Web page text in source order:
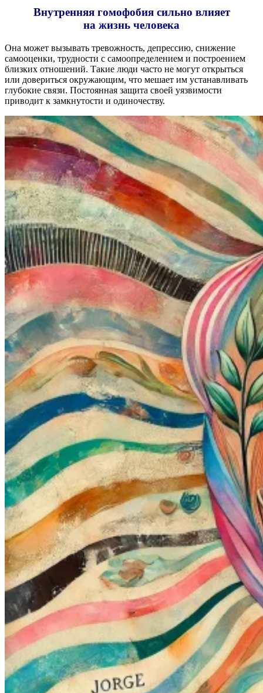
Внутренняя гомофобия сильно влияет
на жизнь человека
Она может вызывать тревожность, депрессию, снижение
самооценки, трудности с самоопределением и построением
близких отношений. Такие люди часто не могут открыться
или довериться окружающим, что мешает им устанавливать
глубокие связи. Постоянная защита своей уязвимости
приводит к замкнутости и одиночеству.